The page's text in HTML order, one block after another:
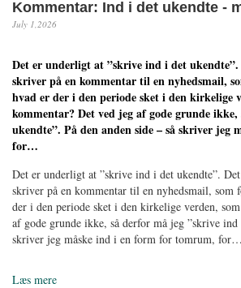
Kommentar: Ind i det ukendte -
July 1,2026
Det er underligt at ”skrive ind i det
skriver på en kommentar til en nyhedsmail,
hvad er der i den periode sket i den kirkelige
kommentar? Det ved jeg af gode grunde
ukendte”. På den anden side – så skriver
for…
Det er underligt at ”skrive ind i det ukendte”.
skriver på en kommentar til en nyhedsmail, som
der i den periode sket i den kirkelige verden,
af gode grunde ikke, så derfor må jeg ”skrive ind
skriver jeg måske ind i en form for tomrum, for…
Læs mere